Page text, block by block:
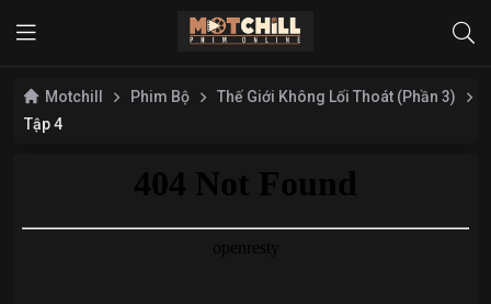
Motchill Phim Bộ
Thế Giới Không Lối Thoát (Phần 3)
Tập 4